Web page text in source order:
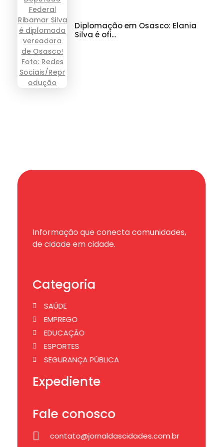
Diplomação em Osasco: Elania
Silva é ofi...
Informação que conecta comunidades,
de cidade em cidade.
Categoria
SAÚDE
EMPREGO
EDUCAÇÃO
ESPORTES
SEGURANÇA PÚBLICA
Expediente
Fale conosco
contato@jornaldascidades.com.br